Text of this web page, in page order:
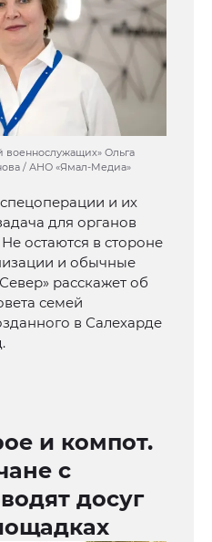
военнослужащих» Ольга
/ АНО «Ямал-Медиа»
и их
для органов
остаются в стороне
и обычные
расскажет об
семей
в Салехарде
и компот.
с
досуг